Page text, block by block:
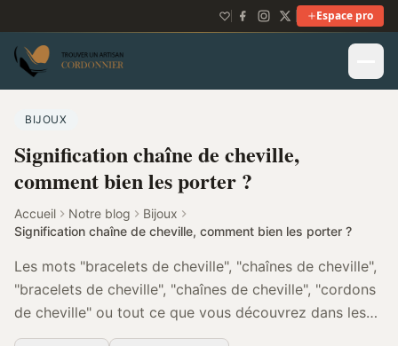
Espace pro
BIJOUX
Signification chaîne de cheville,
comment bien les porter ?
Accueil Notre blog
Bijoux
Signification chaîne de cheville, comment bien les porter ?
Les mots "bracelets de cheville", "chaînes de cheville",
"bracelets de cheville", "chaînes de cheville", "cordons
de cheville" ou tout ce que vous découvrez dans les
catalogues de mode ou les bijoute...